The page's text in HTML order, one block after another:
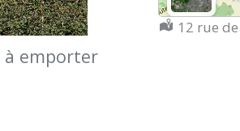
à emporter
12 rue